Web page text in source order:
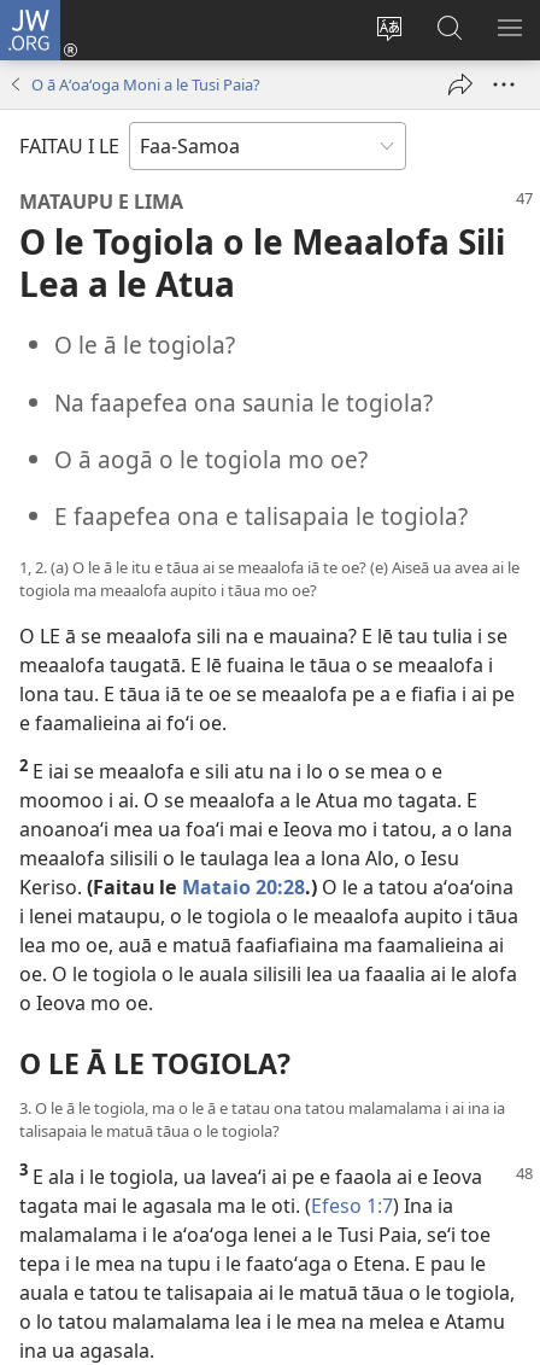
JW.ORG
Sui
gagana
o
le
Log
isi
Suʻe
le
O ā Aʻoaʻoga Moni a le Tusi Paia?
FAITAU I LE
MATAUPU E LIMA
O le Togiola o le Meaalofa Sili
Lea a le Atua
O le ā le togiola?
Na faapefea ona saunia le togiola?
O ā aogā o le togiola mo oe?
E faapefea ona e talisapaia le togiola?
1, 2. (a) O le ā le itu e tāua ai se meaalofa iā te oe? (e) Aiseā ua avea ai le
togiola ma meaalofa aupito i tāua mo oe?
O LE ā se meaalofa sili na e mauaina? E lē tau tulia i se
meaalofa taugatā. E lē fuaina le tāua o se meaalofa i
lona tau. E tāua iā te oe se meaalofa pe a e fiafia i ai pe
e faamalieina ai foʻi oe.
2 E iai se meaalofa e sili atu na i lo o se mea o e
moomoo i ai. O se meaalofa a le Atua mo tagata. E
anoanoaʻi mea ua foaʻi mai e Ieova mo i tatou, a o lana
meaalofa silisili o le taulaga lea a lona Alo, o Iesu
Keriso. (Faitau le Mataio 20:28.) O le a tatou aʻoaʻoina
i lenei mataupu, o le togiola o le meaalofa aupito i tāua
lea mo oe, auā e matuā faafiafiaina ma faamalieina ai
oe. O le togiola o le auala silisili lea ua faaalia ai le alofa
o Ieova mo oe.
O LE Ā LE TOGIOLA?
3. O le ā le togiola, ma o le ā e tatau ona tatou malamalama i ai ina ia
talisapaia le matuā tāua o le togiola?
3 E ala i le togiola, ua laveaʻi ai pe e faaola ai eIeova
tagata mai le agasala ma le oti. (Efeso 1:7) Ina ia
malamalama i le aʻoaʻoga lenei a le Tusi Paia, seʻi toe
tepa i le mea na tupu i le faatoʻaga o Etena. E pau le
auala e tatou te talisapaia ai le matuā tāua o le togiola,
o lo tatou malamalama lea i le mea na melea e Atamu
ina ua agasala.